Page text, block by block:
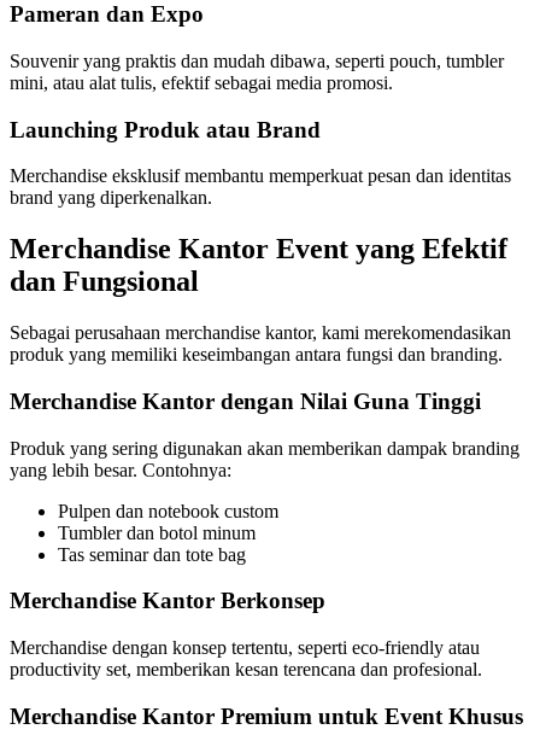
Pameran dan Expo
Souvenir yang praktis dan mudah dibawa, seperti pouch, tumbler
mini, atau alat tulis, efektif sebagai media promosi.
Launching Produk atau Brand
Merchandise eksklusif membantu memperkuat pesan dan identitas
brand yang diperkenalkan.
Merchandise Kantor Event yang Efektif
dan Fungsional
Sebagai perusahaan merchandise kantor, kami merekomendasikan
produk yang memiliki keseimbangan antara fungsi dan branding.
Merchandise Kantor dengan Nilai Guna Tinggi
Produk yang sering digunakan akan memberikan dampak branding
yang lebih besar. Contohnya:
Pulpen dan notebook custom
Tumbler dan botol minum
Tas seminar dan tote bag
Merchandise Kantor Berkonsep
Merchandise dengan konsep tertentu, seperti eco-friendly atau
productivity set, memberikan kesan terencana dan profesional.
Merchandise Kantor Premium untuk Event Khusus